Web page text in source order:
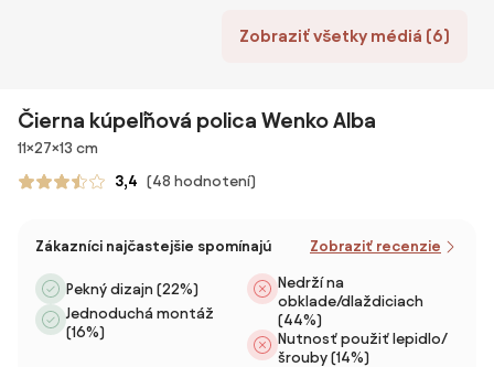
Zobraziť všetky médiá (6)
Čierna kúpeľňová polica Wenko Alba
Rozmery
11×27×13 cm
3,4 (48 hodnotení)
Zákazníci najčastejšie spomínajú Zobraziť recenzie
Pekný dizajn (22%)
Jednoduchá montáž
(16%)
Nedrží na
obklade/dlaždiciach
(44%)
Nutnosť použiť lepidlo/
šrouby (14%)